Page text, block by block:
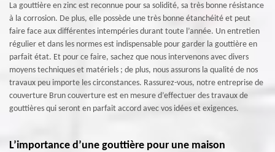
La gouttière en zinc est reconnue pour sa solidité, sa très bonne résistance
à la corrosion. De plus, elle possède une très bonne étanchéité et peut
faire face aux différentes intempéries durant toute l’année. Un entretien
régulier et dans les normes est indispensable pour garder la gouttière en
parfait état. Et pour ce faire, sachez que nous intervenons avec divers
moyens techniques et matériels ; de plus, nous assurons la qualité de nos
travaux peu importe les circonstances. Rassurez-vous, notre entreprise de
couverture Brun couverture est en mesure d’effectuer des travaux de
gouttières qui seront en parfait accord avec vos idées et exigences.
L’importance d’une gouttière pour une maison